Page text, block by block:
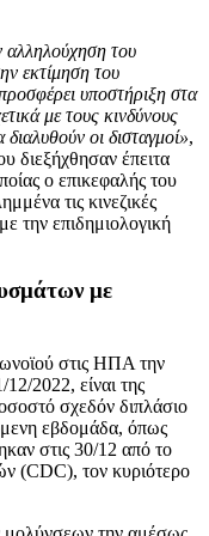
αλληλούχηση του
εκτίμηση του
υποστήριξη στα
με τους κινδύνους
οι δισταγμοί»,
διεξήχθησαν έπειτα
ο επικεφαλής του
τις κινεζικές
την επιδημιολογική
με
στις ΗΠΑ την
2022, είναι της
σχεδόν διπλάσιο
εβδομάδα, όπως
στις 30/12 από το
(CDC), τον κυριότερο